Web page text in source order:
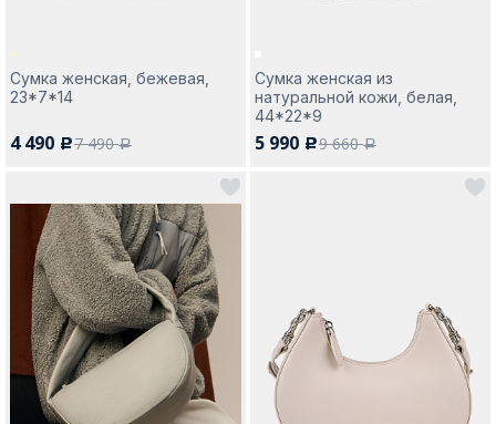
Сумка женская, бежевая,
23*7*14
4 490 c7 490a
Сумка женская из
натуральной кожи, белая,
44*22*9
5 990 c9 660a